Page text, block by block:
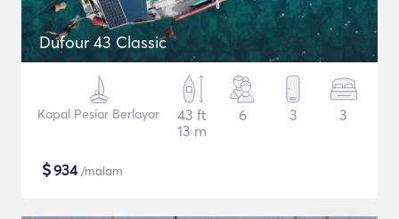
Dufour 43 Classic
Kapal Pesiar Berlayar
43 ft
13 m
6 3 3
$934/malam